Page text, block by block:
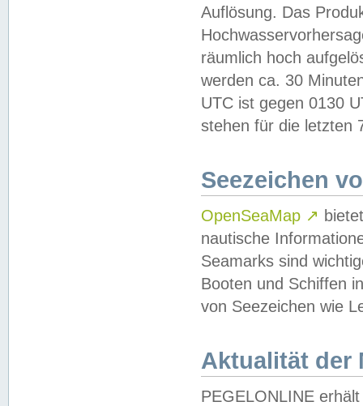
Auflösung. Das
räumlich hoch
werden ca. 30
UTC ist gegen 0130
stehen für die letzten
Seezeichen
OpenSeaMap ↗
nautische
Seamarks sind
Booten und Schiffen
von Seezeichen wie
Aktualität der
PEGELONLINE